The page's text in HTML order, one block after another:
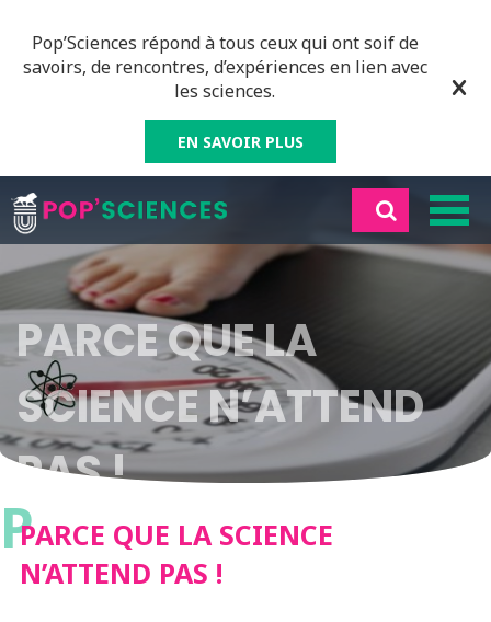
Pop’Sciences répond à tous ceux qui ont soif de
savoirs, de rencontres, d’expériences en lien avec
les sciences.
EN SAVOIR PLUS
PARCE QUE LA
SCIENCE N’ATTEND
PAS !
PPARCE QUE LA SCIENCE
N’ATTEND PAS !